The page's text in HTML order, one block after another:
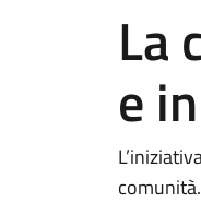
La
e
comunità.